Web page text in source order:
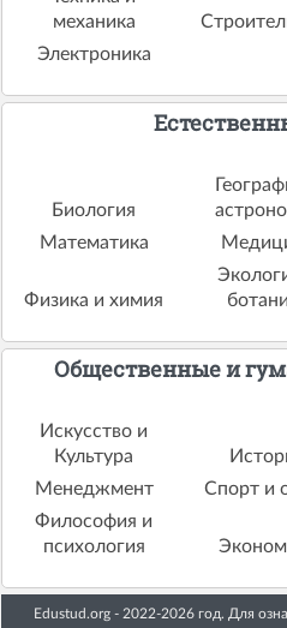
механика
Электроника
Биология
Математика
Физика и химия
Общественные и
Искусство и
Культура
Менеджмент
Спорт и
Философия и
психология
Edustud.org - 2022-2026 год. Для